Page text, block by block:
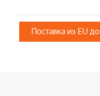
Поставка из EU